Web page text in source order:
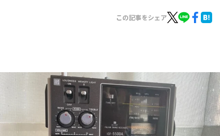
トピックス
TBS Podcast
お知らせ
イベント・グッズ
YouTube
会社情報
この記事をシェア